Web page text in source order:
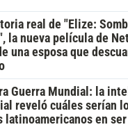
real de "Elize:
la nueva película de
una esposa que
Guerra Mundial: la
reveló cuáles serían
latinoamericanos en